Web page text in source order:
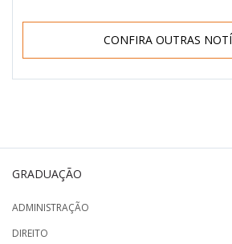
CONFIRA OUTRAS
GRADUAÇÃO
ADMINISTRAÇÃO
DIREITO